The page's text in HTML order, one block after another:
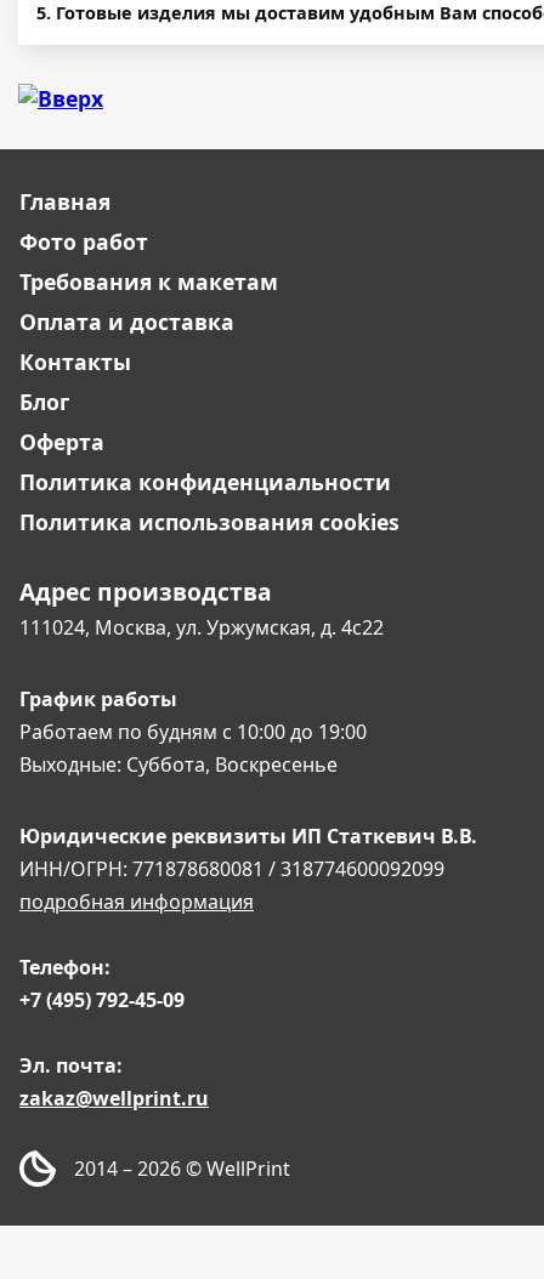
Готовые изделия мы доставим удобным Вам
Главная
Фото работ
Требования к макетам
Оплата и доставка
Контакты
Блог
Оферта
Политика конфиденциальности
Политика использования cookies
Адрес производства
111024, Москва, ул. Уржумская, д. 4с22
График работы
Работаем по будням с 10:00 до 19:00
Выходные: Суббота, Воскресенье
Юридические реквизиты ИП Статкевич В.В.
ИНН/ОГРН: 771878680081 / 318774600092099
подробная информация
Телефон:
+7 (495) 792-45-09
Эл. почта:
zakaz@wellprint.ru
2014 – 2026© WellPrint